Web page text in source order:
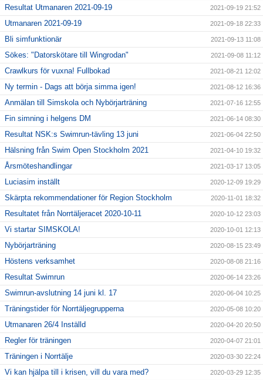
Resultat Utmanaren 2021-09-19 2021-09-19 21:52
Utmanaren 2021-09-19 2021-09-18 22:33
Bli simfunktionär 2021-09-13 11:08
Sökes: "Datorskötare till Wingrodan" 2021-09-08 11:12
Crawlkurs för vuxna! Fullbokad 2021-08-21 12:02
Ny termin - Dags att börja simma igen! 2021-08-12 16:36
Anmälan till Simskola och Nybörjarträning 2021-07-16 12:55
Fin simning i helgens DM 2021-06-14 08:30
Resultat NSK:s Swimrun-tävling 13 juni 2021-06-04 22:50
Hälsning från Swim Open Stockholm 2021 2021-04-10 19:32
Årsmöteshandlingar 2021-03-17 13:05
Luciasim inställt 2020-12-09 19:29
Skärpta rekommendationer för Region Stockholm 2020-11-01 18:32
Resultatet från Norrtäljeracet 2020-10-11 2020-10-12 23:03
Vi startar SIMSKOLA! 2020-10-01 12:13
Nybörjarträning 2020-08-15 23:49
Höstens verksamhet 2020-08-08 21:16
Resultat Swimrun 2020-06-14 23:26
Swimrun-avslutning 14 juni kl. 17 2020-06-04 10:25
Träningstider för Norrtäljegrupperna 2020-05-08 10:20
Utmanaren 26/4 Inställd 2020-04-20 20:50
Regler för träningen 2020-04-07 21:01
Träningen i Norrtälje 2020-03-30 22:24
Vi kan hjälpa till i krisen, vill du vara med? 2020-03-29 12:35